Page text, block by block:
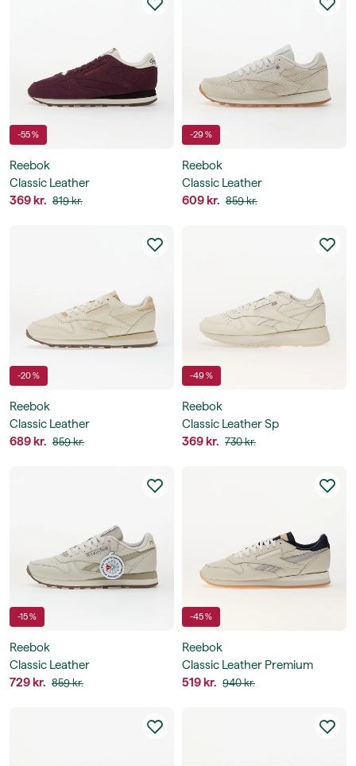
-55 %
Reebok
Classic Leather
369 kr. 819 kr.
-29 %
Reebok
Classic Leather
609 kr. 859 kr.
-20 %
Reebok
Classic Leather
689 kr. 859 kr.
-49 %
Reebok
Classic Leather Sp
369 kr. 730 kr.
-15 %
Reebok
Classic Leather
729 kr. 859 kr.
-45 %
Reebok
Classic Leather Premium
519 kr. 940 kr.